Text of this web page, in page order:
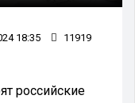
18:35 11919
российские